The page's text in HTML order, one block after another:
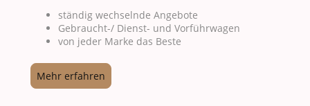
ständig wechselnde Angebote
Gebraucht-/ Dienst- und Vorführwagen
von jeder Marke das Beste
Mehr erfahren